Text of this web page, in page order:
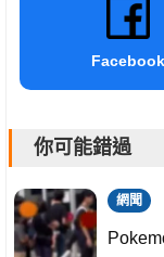
Facebook
你可能錯過
網聞